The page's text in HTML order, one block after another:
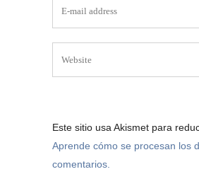
Este sitio usa Akismet para
Aprende cómo se procesan los
comentarios.